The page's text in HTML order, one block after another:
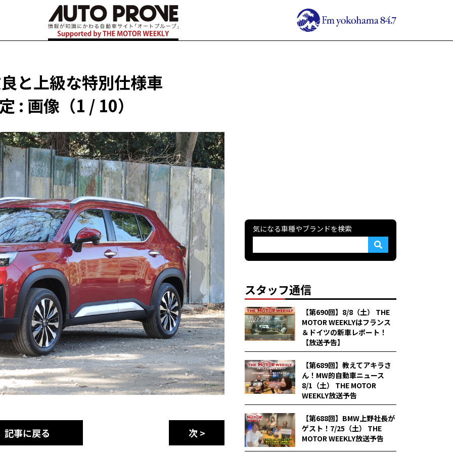
と上級な特別仕様車
: 画像（1 / 10）
記事に戻る 次 >
気になる車種やブランドを検索
スタッフ通信
【第690回】8/8（土） THE
MOTOR WEEKLYはフランス
＆ドイツの新車レポート！
【放送予告】
【第689回】教えてアキラさ
ん！MW的自動車ニュース
8/1（土） THE MOTOR
WEEKLY放送予告
【第688回】BMW上野社長が
ゲスト！7/25（土） THE
MOTOR WEEKLY放送予告